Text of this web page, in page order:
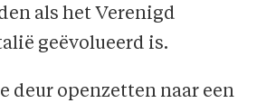
als het Verenigd
geëvolueerd is.
deur openzetten naar een